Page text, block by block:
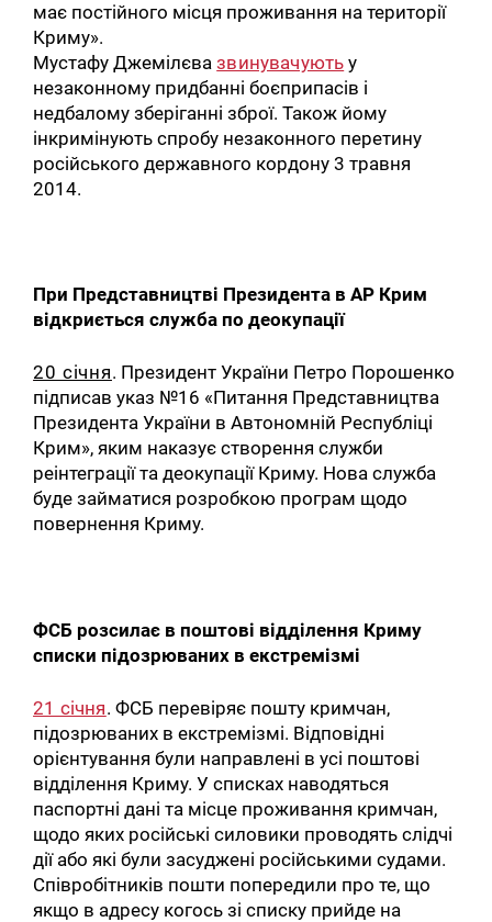
має постійного місця проживання на території
Криму».
Мустафу Джемілєвазвинувачують у
незаконному придбанні боєприпасів і
недбалому зберіганні зброї. Також йому
інкримінують спробу незаконного перетину
російського державного кордону 3 травня
2014.
При Представництві Президента в АР Крим
відкриється служба по деокупації
20 січня. Президент України Петро Порошенко
підписав указ №16 «Питання Представництва
Президента України в Автономній Республіці
Крим», яким наказує створення служби
реінтеграції та деокупації Криму. Нова служба
буде займатися розробкою програм щодо
повернення Криму.
ФСБ розсилає в поштові відділення Криму
списки підозрюваних в екстремізмі
21 січня. ФСБ перевіряє пошту кримчан,
підозрюваних в екстремізмі. Відповідні
орієнтування були направлені в усі поштові
відділення Криму. У списках наводяться
паспортні дані та місце проживання кримчан,
щодо яких російські силовики проводять слідчі
дії або які були засуджені російськими судами.
Співробітників пошти попередили про те, що
якщо в адресу когось зі списку прийде на